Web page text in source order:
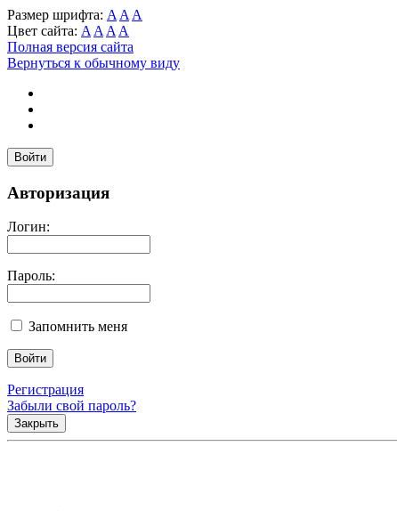
Размер шрифта: A A A
Цвет сайта: A A A A
Полная версия сайта
Вернуться к обычному виду
Войти
Авторизация
Логин:
Пароль:
Запомнить меня
Регистрация
Забыли свой пароль?
Закрыть